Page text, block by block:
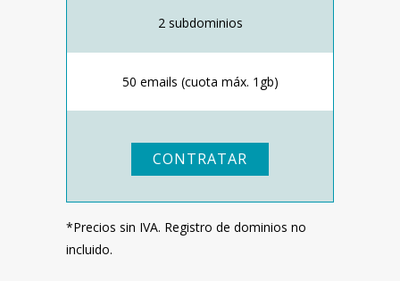
2 subdominios
50 emails (cuota máx. 1gb)
CONTRATAR
*Precios sin IVA. Registro de dominios no
incluido.